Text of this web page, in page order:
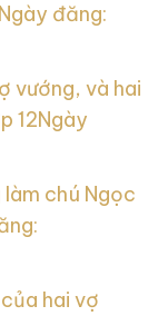
Ngày đăng:
vướng, và hai
12Ngày
chú Ngọc
hai vợ